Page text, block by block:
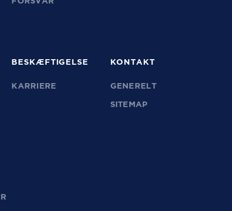
BESKÆFTIGELSE
KARRIERE
KONTAKT
GENERELT
SITEMAP